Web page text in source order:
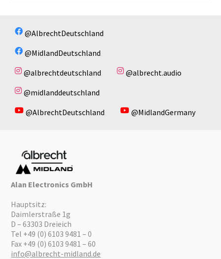
@AlbrechtDeutschland
@MidlandDeutschland
@albrechtdeutschland
@albrecht.audio
@midlanddeutschland
@AlbrechtDeutschland
@MidlandGermany
Alan Electronics GmbH
Hauptsitz:
Daimlerstraße 1g
D – 63303 Dreieich
Tel +49 (0) 6103 9481 – 0
Fax +49 (0) 6103 9481 – 60
info@albrecht-midland.de